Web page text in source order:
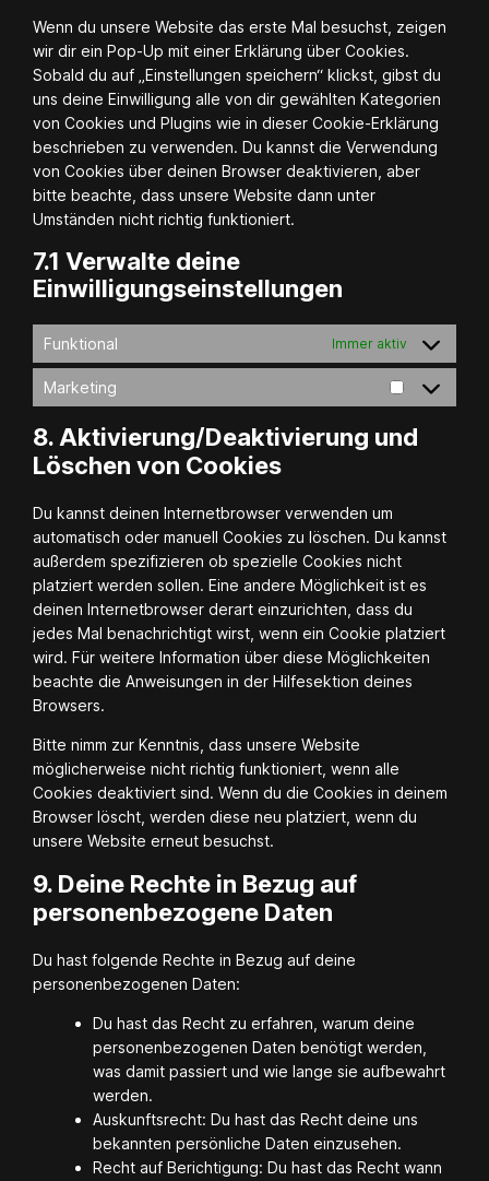
Wenn du unsere Website das erste Mal besuchst, zeigen
wir dir ein Pop-Up mit einer Erklärung über Cookies.
Sobald du auf „Einstellungen speichern“ klickst, gibst du
uns deine Einwilligung alle von dir gewählten Kategorien
von Cookies und Plugins wie in dieser Cookie-Erklärung
beschrieben zu verwenden. Du kannst die Verwendung
von Cookies über deinen Browser deaktivieren, aber
bitte beachte, dass unsere Website dann unter
Umständen nicht richtig funktioniert.
7.1 Verwalte deine
Einwilligungseinstellungen
Funktional Immer aktiv
Marketing
Marketing
8. Aktivierung/Deaktivierung und
Löschen von Cookies
Du kannst deinen Internetbrowser verwenden um
automatisch oder manuell Cookies zu löschen. Du kannst
außerdem spezifizieren ob spezielle Cookies nicht
platziert werden sollen. Eine andere Möglichkeit ist es
deinen Internetbrowser derart einzurichten, dass du
jedes Mal benachrichtigt wirst, wenn ein Cookie platziert
wird. Für weitere Information über diese Möglichkeiten
beachte die Anweisungen in der Hilfesektion deines
Browsers.
Bitte nimm zur Kenntnis, dass unsere Website
möglicherweise nicht richtig funktioniert, wenn alle
Cookies deaktiviert sind. Wenn du die Cookies in deinem
Browser löscht, werden diese neu platziert, wenn du
unsere Website erneut besuchst.
9. Deine Rechte in Bezug auf
personenbezogene Daten
Du hast folgende Rechte in Bezug auf deine
personenbezogenen Daten:
Du hast das Recht zu erfahren, warum deine
personenbezogenen Daten benötigt werden,
was damit passiert und wie lange sie aufbewahrt
werden.
Auskunftsrecht: Du hast das Recht deine uns
bekannten persönliche Daten einzusehen.
Recht auf Berichtigung: Du hast das Recht wann